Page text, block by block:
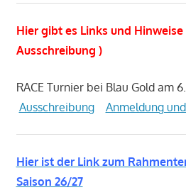
Hier gibt es Links und Hinweise
Ausschreibung )
RACE Turnier bei Blau Gold
Ausschreibung
Anmeldung
Hier ist der Link zum
Saison 26/27